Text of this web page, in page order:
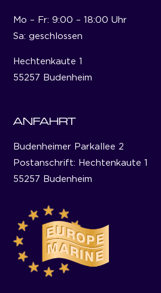
Mo – Fr: 9:00 – 18:00 Uhr
Sa: geschlossen
Hechtenkaute 1
55257 Budenheim
ANFAHRT
Budenheimer Parkallee 2
Postanschrift: Hechtenkaute 1
55257 Budenheim